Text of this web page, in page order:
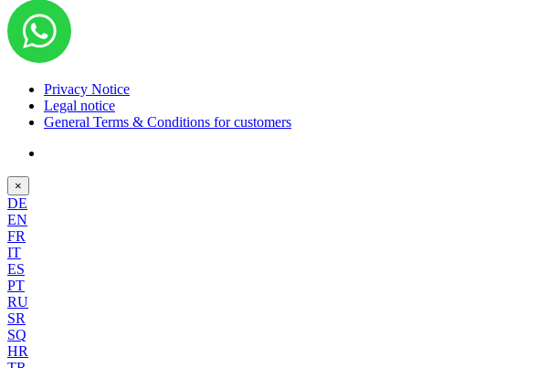
Privacy Notice
Legal notice
General Terms & Conditions for customers
×
DE
EN
FR
IT
ES
PT
RU
SR
SQ
HR